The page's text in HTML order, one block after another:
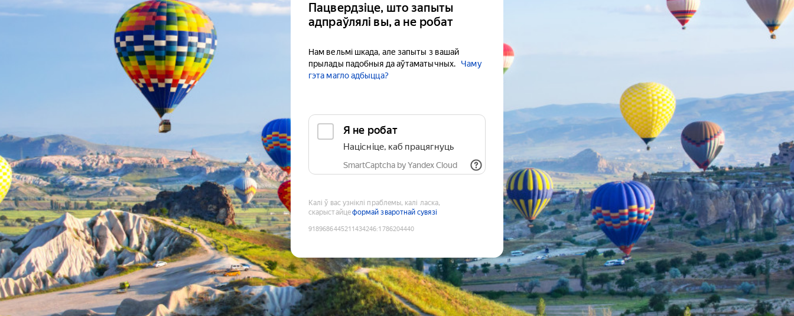
Пацвердзіце, што запыты
адпраўлялі вы, а не робат
Нам вельмі шкада, але запыты з вашай
прылады падобныя да аўтаматычных.
Чаму
гэта магло адбыцца?
Я не робат
Націсніце, каб працягнуць
SmartCaptcha by Yandex Cloud
Калі ў вас узніклі праблемы, калі ласка,
скарыстайцеформай зваротнай сувязі
9189686445211434246:1786204440